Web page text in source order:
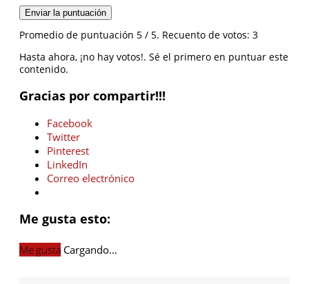
Enviar la puntuación
Promedio de puntuación 5 / 5. Recuento de votos: 3
Hasta ahora, ¡no hay votos!. Sé el primero en puntuar este
contenido.
Gracias por compartir!!!
Facebook
Twitter
Pinterest
LinkedIn
Correo electrónico
Me gusta esto:
Me gusta Cargando...